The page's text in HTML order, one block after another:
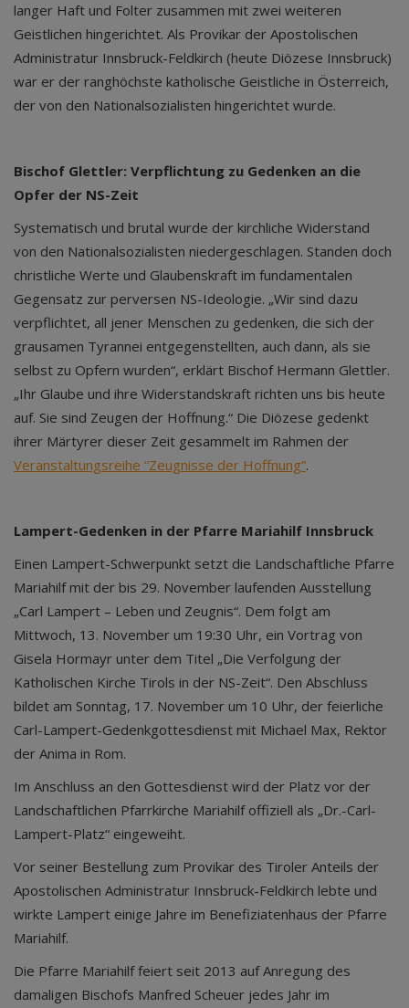
langer Haft und Folter zusammen mit zwei weiteren
Geistlichen hingerichtet. Als Provikar der Apostolischen
Administratur Innsbruck-Feldkirch (heute Diözese Innsbruck)
war er der ranghöchste katholische Geistliche in Österreich,
der von den Nationalsozialisten hingerichtet wurde.
Bischof Glettler: Verpflichtung zu Gedenken an die
Opfer der NS-Zeit
Systematisch und brutal wurde der kirchliche Widerstand
von den Nationalsozialisten niedergeschlagen. Standen doch
christliche Werte und Glaubenskraft im fundamentalen
Gegensatz zur perversen NS-Ideologie. „Wir sind dazu
verpflichtet, all jener Menschen zu gedenken, die sich der
grausamen Tyrannei entgegenstellten, auch dann, als sie
selbst zu Opfern wurden“, erklärt Bischof Hermann Glettler.
„Ihr Glaube und ihre Widerstandskraft richten uns bis heute
auf. Sie sind Zeugen der Hoffnung.“ Die Diözese gedenkt
ihrer Märtyrer dieser Zeit gesammelt im Rahmen der
Veranstaltungsreihe “Zeugnisse der Hoffnung”.
Lampert-Gedenken in der Pfarre Mariahilf Innsbruck
Einen Lampert-Schwerpunkt setzt die Landschaftliche Pfarre
Mariahilf mit der bis 29. November laufenden Ausstellung
„Carl Lampert – Leben und Zeugnis“. Dem folgt am
Mittwoch, 13. November um 19:30 Uhr, ein Vortrag von
Gisela Hormayr unter dem Titel „Die Verfolgung der
Katholischen Kirche Tirols in der NS-Zeit“. Den Abschluss
bildet am Sonntag, 17. November um 10 Uhr, der feierliche
Carl-Lampert-Gedenkgottesdienst mit Michael Max, Rektor
der Anima in Rom.
Im Anschluss an den Gottesdienst wird der Platz vor der
Landschaftlichen Pfarrkirche Mariahilf offiziell als „Dr.-Carl-
Lampert-Platz“ eingeweiht.
Vor seiner Bestellung zum Provikar des Tiroler Anteils der
Apostolischen Administratur Innsbruck-Feldkirch lebte und
wirkte Lampert einige Jahre im Benefiziatenhaus der Pfarre
Mariahilf.
Die Pfarre Mariahilf feiert seit 2013 auf Anregung des
damaligen Bischofs Manfred Scheuer jedes Jahr im